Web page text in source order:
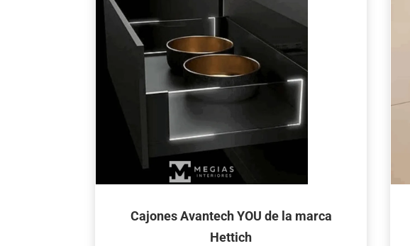
Cajones Avantech YOU de la marca
Hettich